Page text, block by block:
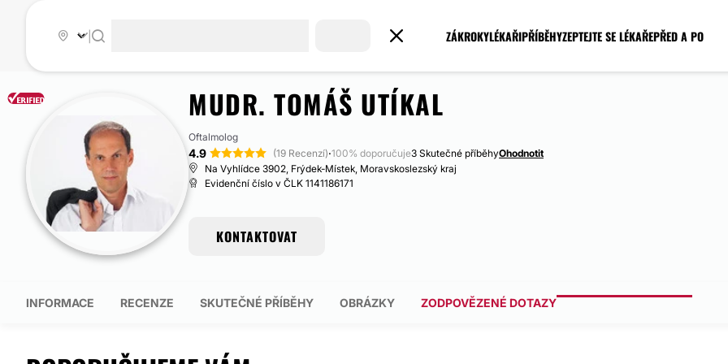
ZÁKROKYLÉKAŘIPŘÍBĚHYZEPTEJTE SE LÉKAŘEPŘED A PO
MUDR. TOMÁŠ UTÍKAL
Oftalmolog
4.9 (19 Recenzí)·100% doporučuje3 Skutečné příběhyOhodnotit
Na Vyhlídce 3902, Frýdek-Místek, Moravskoslezský kraj
Evidenční číslo v ČLK 1141186171
KONTAKTOVAT
INFORMACE RECENZE SKUTEČNÉ PŘÍBĚHY OBRÁZKY ZODPOVĚZENÉ DOTAZY